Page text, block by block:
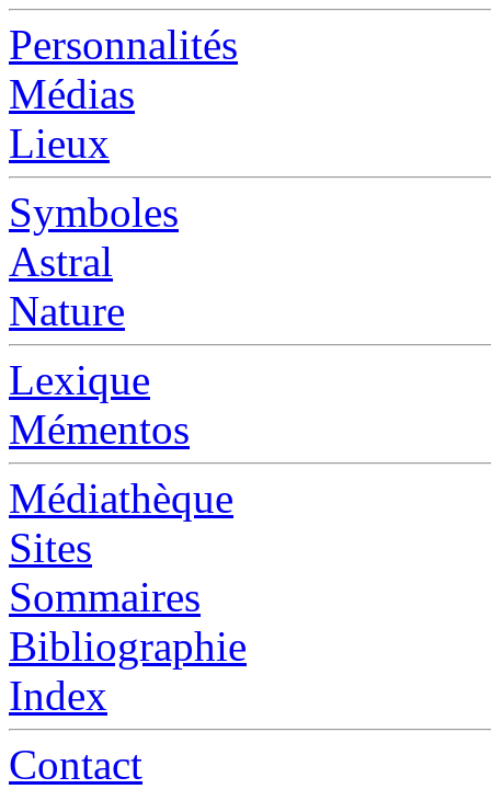
Personnalités
Médias
Lieux
Symboles
Astral
Nature
Lexique
Mémentos
Médiathèque
Sites
Sommaires
Bibliographie
Index
Contact